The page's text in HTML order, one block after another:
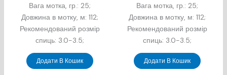
Вага мотка, гр.: 25;
Довжина в мотку, м: 112;
Рекомендований розмір
спиць: 3.0-3.5;
Додати В Кошик
Вага мотка, гр.: 25;
Довжина в мотку, м: 112;
Рекомендований розмір
спиць: 3.0-3.5;
Додати В Кошик